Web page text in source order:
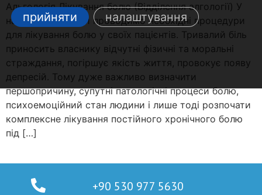
Альгологія Лікування болю (Відділення алгології) У
нашому центрі ми проводимо необхідні процедури
для лікування болю у своїх пацієнтів. Тривалий біль
приносить власнику відчутні фізичні та моральні
страждання, погіршує якість життя, провокує появу
депресій. Тому дуже важливо визначити
першопричину, супутні патологічні процеси болю,
психоемоційний стан людини і лише тоді розпочати
комплексне лікування постійного хронічного болю
під […]
+90 530 977 5630
прийняти
налаштування